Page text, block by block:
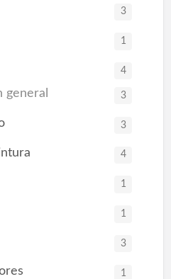
3
1
4
general 3
3
4
1
1
3
1